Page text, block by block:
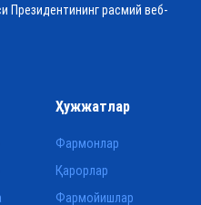
Президентининг расмий веб-
Ҳужжатлар
Фармонлар
Қарорлар
Фармойишлар